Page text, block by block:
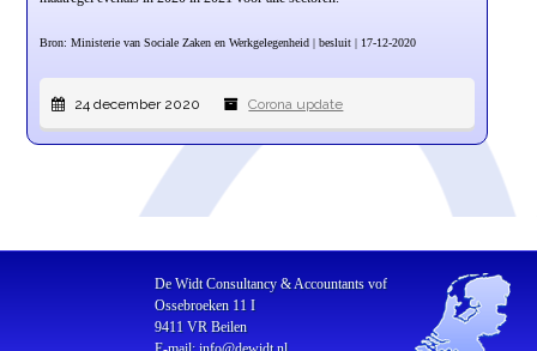
Bron: Ministerie van Sociale Zaken en Werkgelegenheid | besluit | 17-12-2020
24 december 2020 Corona update
De Widt Consultancy & Accountants vof
Ossebroeken 11 I
9411 VR Beilen